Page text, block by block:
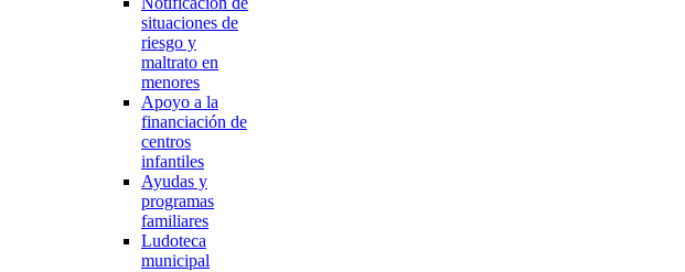
situaciones de
riesgo y
maltrato en
menores
Apoyo a la
financiación de
centros
infantiles
Ayudas y
programas
familiares
Ludoteca
municipal